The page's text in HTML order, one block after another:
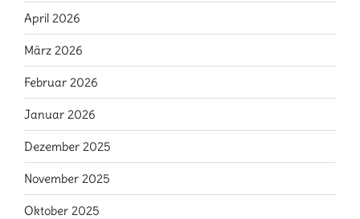
April 2026
März 2026
Februar 2026
Januar 2026
Dezember 2025
November 2025
Oktober 2025